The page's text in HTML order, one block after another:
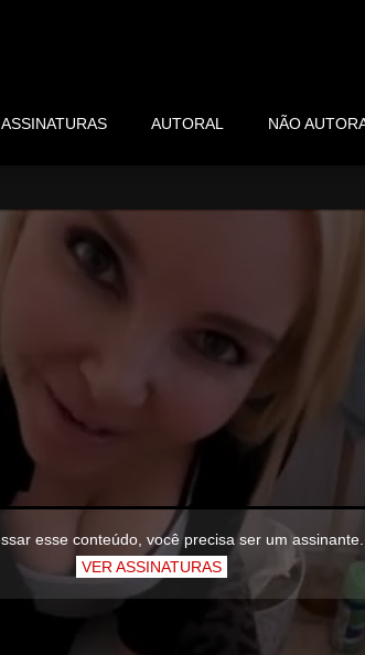
ASSINATURAS AUTORAL NÃO
esse conteúdo, você precisa ser um assinante.
VER ASSINATURAS